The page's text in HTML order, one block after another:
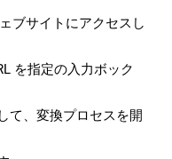
ブサイトにアクセスし
を指定の入力ボック
て、変換プロセスを開